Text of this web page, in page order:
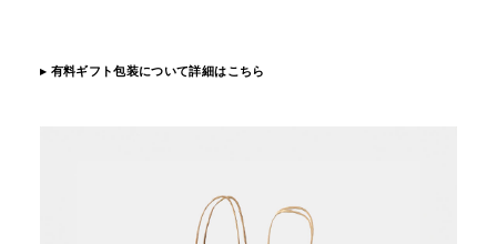
▸ 有料ギフト包装について詳細はこちら